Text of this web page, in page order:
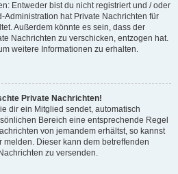
Entweder bist du nicht registriert und / oder
hat Private Nachrichten für
Außerdem könnte es sein, dass der
Nachrichten zu verschicken, entzogen hat.
weitere Informationen zu erhalten.
Private Nachrichten!
dir ein Mitglied sendet, automatisch
Bereich eine entsprechende Regel
von jemandem erhältst, so kannst
Dieser kann dem betreffenden
zu versenden.